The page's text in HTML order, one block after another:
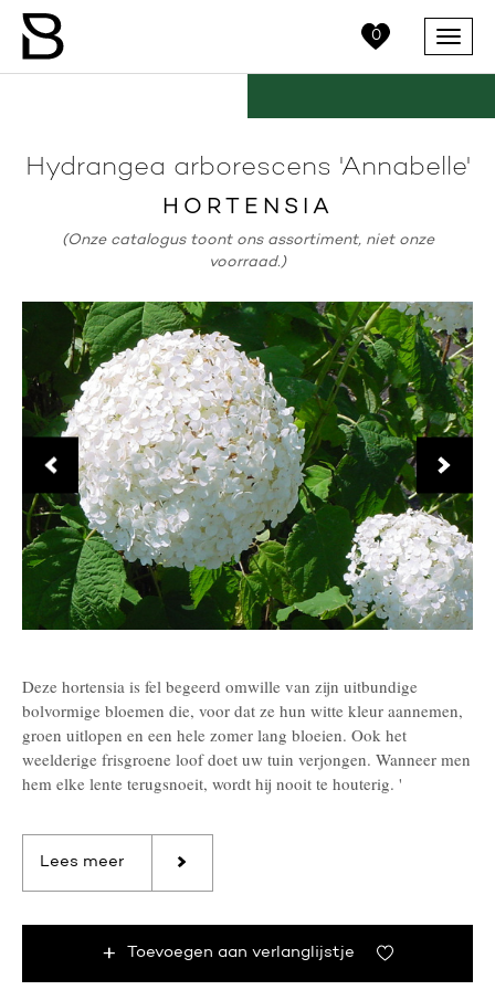
0 Menu
Hydrangea arborescens 'Annabelle'
HORTENSIA
(Onze catalogus toont ons assortiment, niet onze
voorraad.)
Deze hortensia is fel begeerd omwille van zijn uitbundige
bolvormige bloemen die, voor dat ze hun witte kleur aannemen,
groen uitlopen en een hele zomer lang bloeien. Ook het
weelderige frisgroene loof doet uw tuin verjongen. Wanneer men
hem elke lente terugsnoeit, wordt hij nooit te houterig. '
Lees meer
Toevoegen aan verlanglijstje